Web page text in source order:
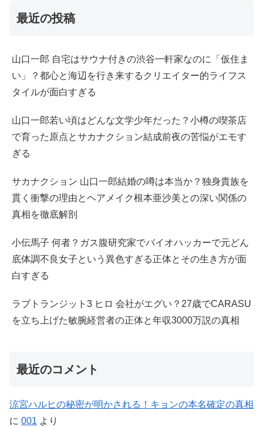
最近の投稿
山口一郎 自宅はサウナ付きの渋谷一軒家なのに「仮住ま
い」？都心と海辺を行き来するクリエイター的ライフス
タイルが面白すぎる
山口一郎若い頃はどんな文学少年だった？小樽の喫茶店
で育った原点とサカナクション結成前夜の苦悩がエモす
ぎる
サカナクション 山口一郎結婚の噂は本当か？独身貴族を
貫く衝撃の理由とヘアメイク根本亜沙美との深い関係の
真相を徹底解剖
小伝馬子 何者？ガス腹研究家でバイオハッカーで元どん
底体調不良女子という異色すぎる正体とその生き方が面
白すぎる
ラブトランジット3 ヒロ 会社がエグい？27歳でCARASU
を立ち上げた敏腕経営者の正体と年収3000万説の真相
最近のコメント
涼宮ハルヒの秘密が明かされる！キョンの本名確定の真相
に 001 より